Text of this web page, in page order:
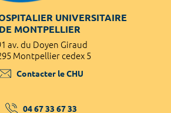
UNIVERSITAIRE
DE MONTPELLIER
av. du Doyen Giraud
Montpellier cedex 5
Contacter le CHU
04 67 33 67 33